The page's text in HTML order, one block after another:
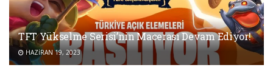
TFT Yükselme Serisi’nin Macerası Devam Ediyor!
HAZIRAN 19, 2023